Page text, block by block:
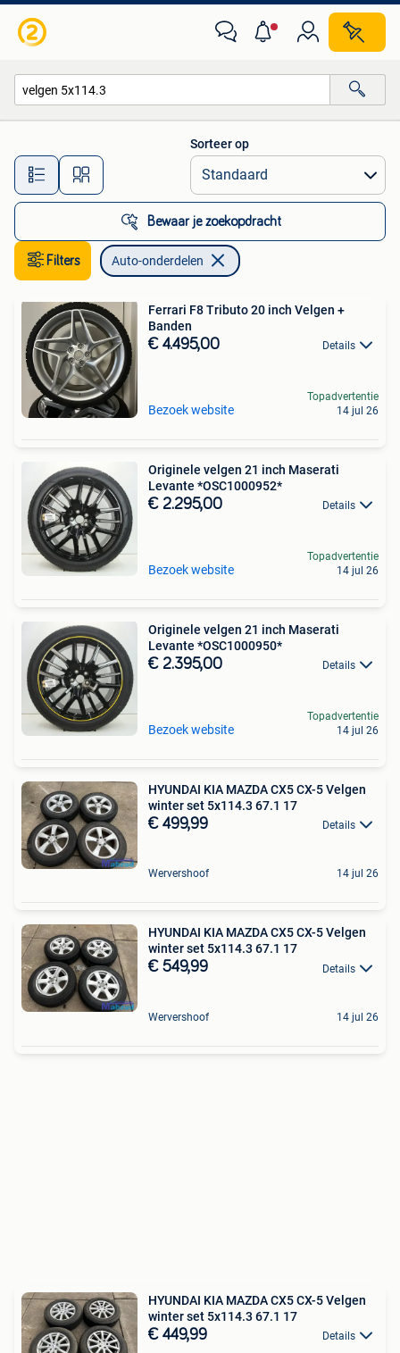
Alle afstanden…
Sorteer op
Bewaar je zoekopdracht
Filters Auto-onderdelen
Ferrari F8 Tributo 20 inch Velgen +
Banden
€ 4.495,00 Details
Bezoek website
Topadvertentie
14 jul 26
Originele velgen 21 inch Maserati
Levante *OSC1000952*
€ 2.295,00 Details
Bezoek website
Topadvertentie
14 jul 26
Originele velgen 21 inch Maserati
Levante *OSC1000950*
€ 2.395,00 Details
Bezoek website
Topadvertentie
14 jul 26
HYUNDAI KIA MAZDA CX5 CX-5 Velgen
winter set 5x114.3 67.1 17
€ 499,99 Details
Wervershoof 14 jul 26
HYUNDAI KIA MAZDA CX5 CX-5 Velgen
winter set 5x114.3 67.1 17
€ 549,99 Details
Wervershoof 14 jul 26
HYUNDAI KIA MAZDA CX5 CX-5 Velgen
winter set 5x114.3 67.1 17
€ 449,99 Details